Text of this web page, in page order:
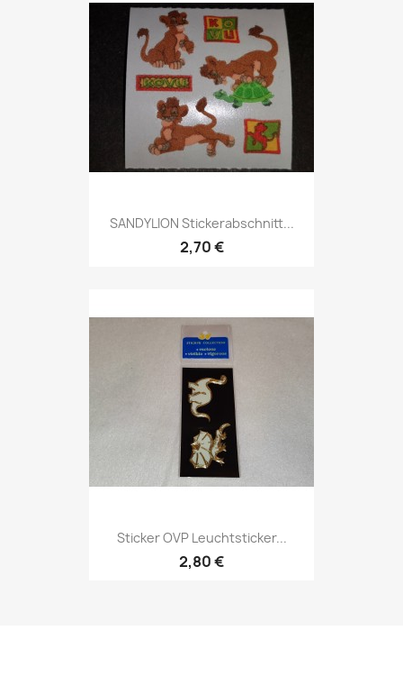
SANDYLION Stickerabschnitt...
2,70 €
Sticker OVP Leuchtsticker...
2,80 €